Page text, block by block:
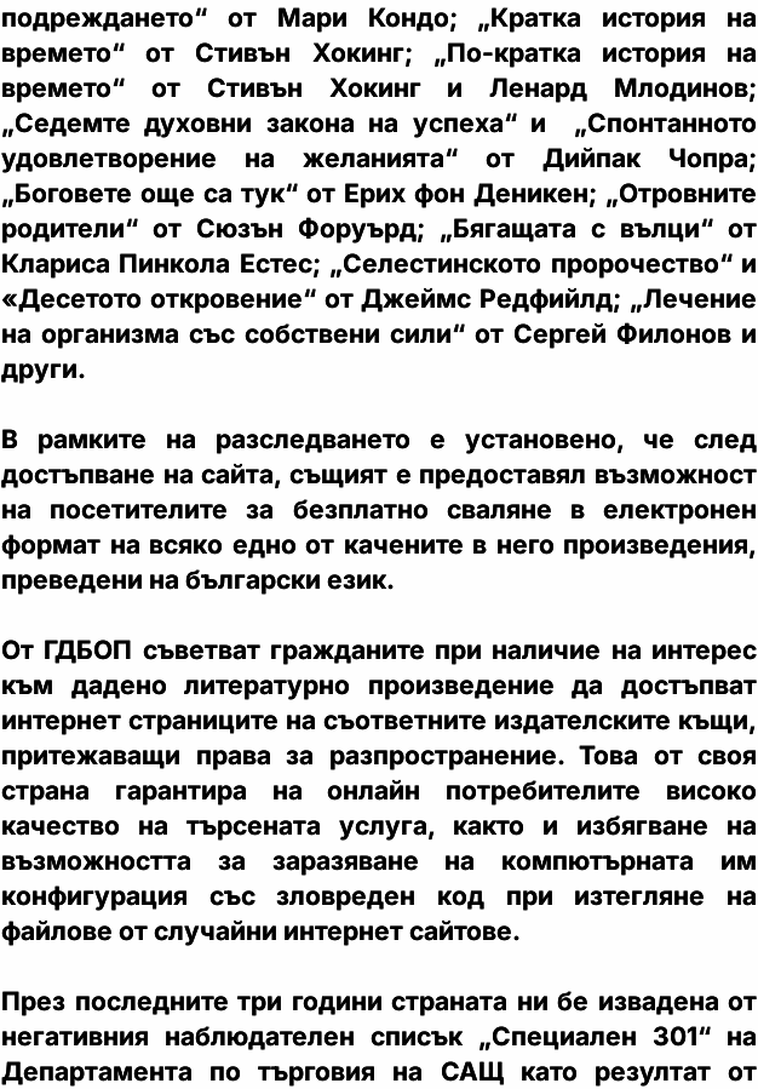
подреждането“ от Мари Кондо; „Кратка история на
времето“ от Стивън Хокинг; „По-кратка история на
времето“ от Стивън Хокинг и Ленард Млодинов;
„Седемте духовни закона на успеха“ и „Спонтанното
удовлетворение на желанията“ от Дийпак Чопра;
„Боговете още са тук“ от Ерих фон Деникен; „Отровните
родители“ от Сюзън Форуърд; „Бягащата с вълци“ от
Клариса Пинкола Естес; „Селестинското пророчество“ и
«Десетото откровение“ от Джеймс Редфийлд; „Лечение
на организма със собствени сили“ от Сергей Филонов и
други.
В рамките на разследването е установено, че след
достъпване на сайта, същият е предоставял възможност
на посетителите за безплатно сваляне в електронен
формат на всяко едно от качените в него произведения,
преведени на български език.
От ГДБОП съветват гражданите при наличие на интерес
към дадено литературно произведение да достъпват
интернет страниците на съответните издателските къщи,
притежаващи права за разпространение. Това от своя
страна гарантира на онлайн потребителите високо
качество на търсената услуга, както и избягване на
възможността за заразяване на компютърната им
конфигурация със зловреден код при изтегляне на
файлове от случайни интернет сайтове.
През последните три години страната ни бе извадена от
негативния наблюдателен списък „Специален 301“ на
Департамента по търговия на САЩ като резултат от